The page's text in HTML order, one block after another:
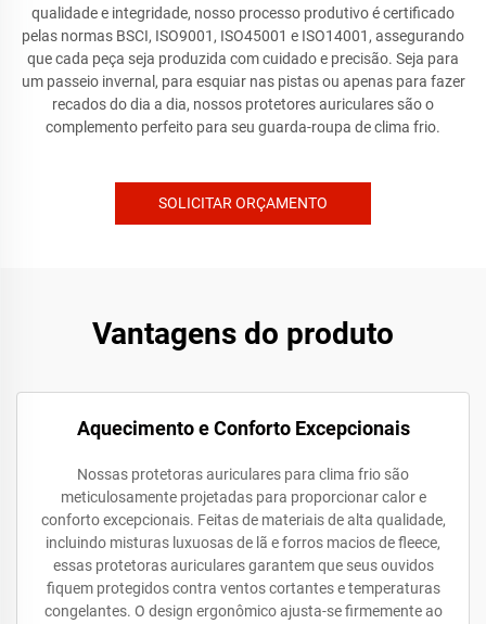
qualidade e integridade, nosso processo produtivo é certificado
pelas normas BSCI, ISO9001, ISO45001 e ISO14001, assegurando
que cada peça seja produzida com cuidado e precisão. Seja para
um passeio invernal, para esquiar nas pistas ou apenas para fazer
recados do dia a dia, nossos protetores auriculares são o
complemento perfeito para seu guarda-roupa de clima frio.
SOLICITAR ORÇAMENTO
Vantagens do produto
Aquecimento e Conforto Excepcionais
Nossas protetoras auriculares para clima frio são
meticulosamente projetadas para proporcionar calor e
conforto excepcionais. Feitas de materiais de alta qualidade,
incluindo misturas luxuosas de lã e forros macios de fleece,
essas protetoras auriculares garantem que seus ouvidos
fiquem protegidos contra ventos cortantes e temperaturas
congelantes. O design ergonômico ajusta-se firmemente ao